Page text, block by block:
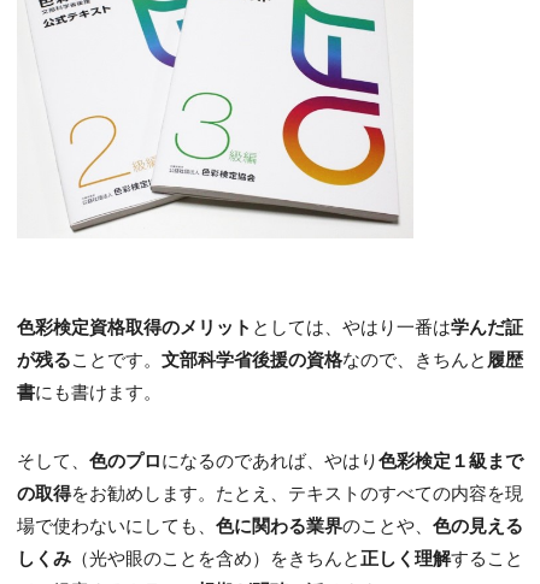
色彩検定資格取得のメリット としては、やはり一番は学んだ証
が残ることです。 文部科学省後援の資格なので、きちんと 履歴
書にも書けます。
そして、 色のプロになるのであれば、やはり色彩検定１級まで
の取得をお勧めします。たとえ、テキストのすべての内容を現
場で使わないにしても、 色に関わる業界のことや、 色の見える
しくみ（光や眼のことを含め）をきちんと正しく理解すること